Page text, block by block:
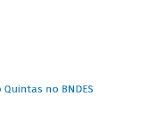
no BNDES